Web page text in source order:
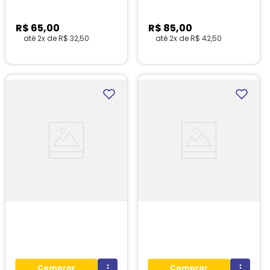
R$ 65,00
até2x deR$ 32,50
R$ 85,00
até2x deR$ 42,50
Comprar Comprar